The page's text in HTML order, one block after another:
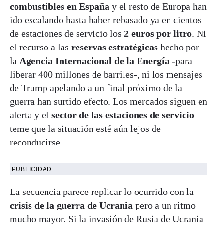
combustibles en España y el resto de Europa han
ido escalando hasta haber rebasado ya en cientos
de estaciones de servicio los 2 euros por litro. Ni
el recurso a las reservas estratégicas hecho por
la Agencia Internacional de la Energía -para
liberar 400 millones de barriles-, ni los mensajes
de Trump apelando a un final próximo de la
guerra han surtido efecto. Los mercados siguen en
alerta y el sector de las estaciones de servicio
teme que la situación esté aún lejos de
reconducirse.
PUBLICIDAD
La secuencia parece replicar lo ocurrido con la
crisis de la guerra de Ucrania pero a un ritmo
mucho mayor. Si la invasión de Rusia de Ucrania